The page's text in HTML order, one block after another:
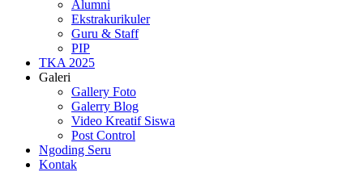
Alumni
Ekstrakurikuler
Guru & Staff
PIP
TKA 2025
Galeri
Gallery Foto
Galerry Blog
Video Kreatif Siswa
Post Control
Ngoding Seru
Kontak